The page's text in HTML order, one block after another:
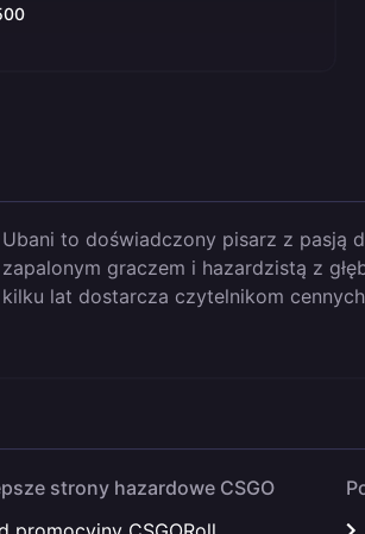
Ubani to doświadczony pisarz z pasją
zapalonym graczem i hazardzistą z
kilku lat dostarcza czytelnikom
strony hazardowe CSGO